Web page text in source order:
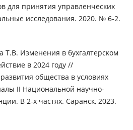
для принятия управленческих
исследования. 2020. № 6-2.
Т.В. Изменения в бухгалтерском
в 2024 году //
общества в условиях
II Национальной научно-
В 2-х частях. Саранск, 2023.